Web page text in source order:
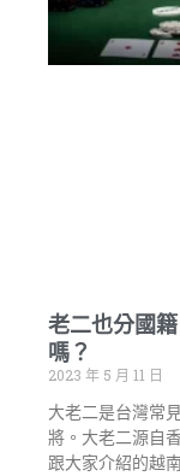
老二也分國
嗎？
2023 年 5 月 11 日
大老二是台灣常
將。大老二源自
跟大家介紹的越